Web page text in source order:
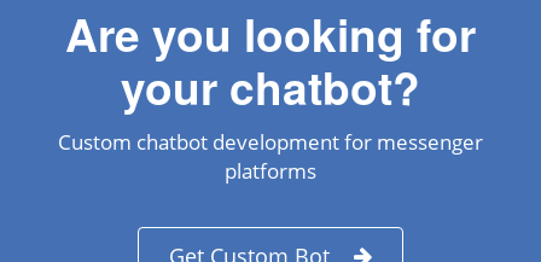
Are you looking for
your chatbot?
Custom chatbot development for messenger
platforms